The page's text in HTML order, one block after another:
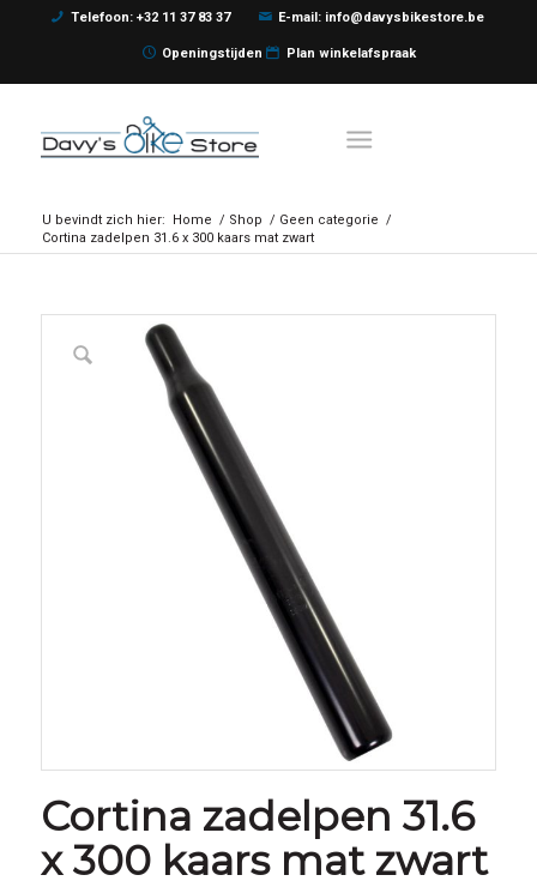
Telefoon: +32 11 37 83 37 E-mail: info@davysbikestore.be
Openingstijden Plan winkelafspraak
U bevindt zich hier: Home / Shop / Geen categorie /
Cortina zadelpen 31.6 x 300 kaars mat zwart
Cortina zadelpen 31.6
x 300 kaars mat zwart